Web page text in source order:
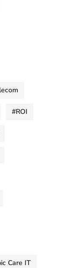
#ROI
Care IT